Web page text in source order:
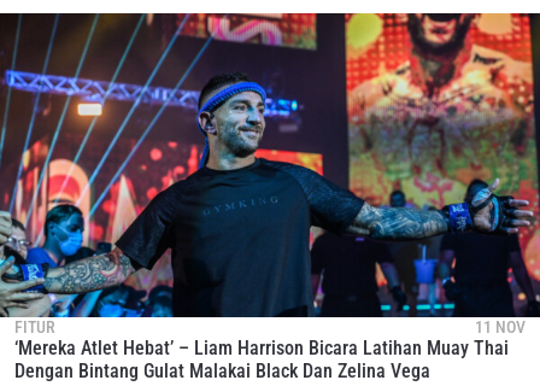
FITUR 11 NOV
‘Mereka Atlet Hebat’ – Liam Harrison Bicara Latihan Muay Thai
Dengan Bintang Gulat Malakai Black Dan Zelina Vega